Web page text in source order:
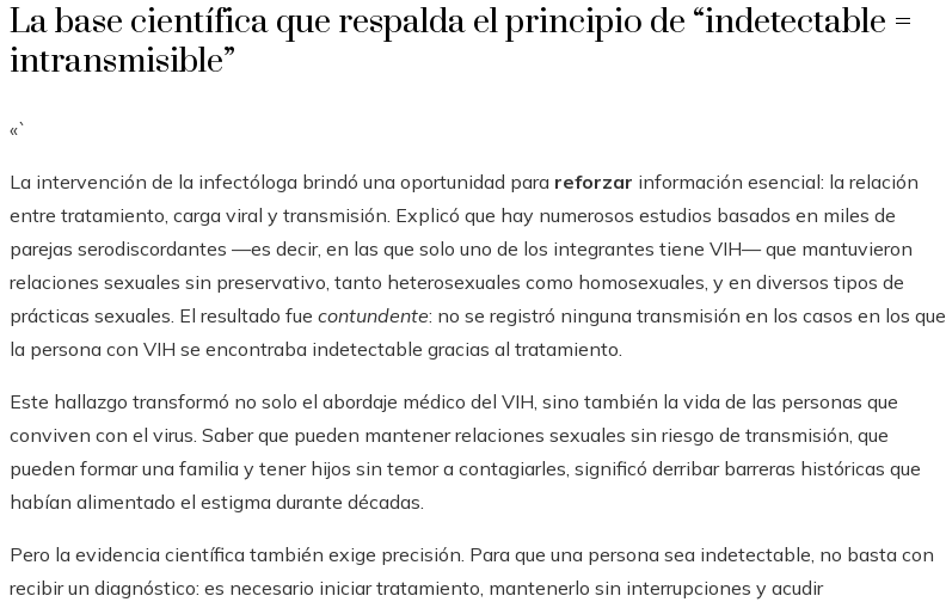
La base científica que respalda el principio de “indetectable =
intransmisible”
«`
La intervención de la infectóloga brindó una oportunidad para reforzar información esencial: la relación
entre tratamiento, carga viral y transmisión. Explicó que hay numerosos estudios basados en miles de
parejas serodiscordantes —es decir, en las que solo uno de los integrantes tiene VIH— que mantuvieron
relaciones sexuales sin preservativo, tanto heterosexuales como homosexuales, y en diversos tipos de
prácticas sexuales. El resultado fue contundente: no se registró ninguna transmisión en los casos en los que
la persona con VIH se encontraba indetectable gracias al tratamiento.
Este hallazgo transformó no solo el abordaje médico del VIH, sino también la vida de las personas que
conviven con el virus. Saber que pueden mantener relaciones sexuales sin riesgo de transmisión, que
pueden formar una familia y tener hijos sin temor a contagiarles, significó derribar barreras históricas que
habían alimentado el estigma durante décadas.
Pero la evidencia científica también exige precisión. Para que una persona sea indetectable, no basta con
recibir un diagnóstico: es necesario iniciar tratamiento, mantenerlo sin interrupciones y acudir